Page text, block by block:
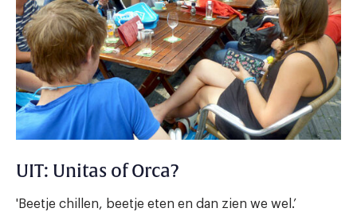
UIT: Unitas of Orca?
'Beetje chillen, beetje eten en dan zien we wel.’